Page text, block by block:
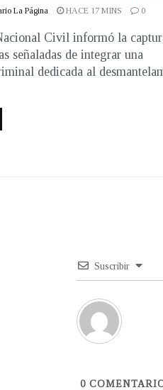
La Página HACE 17 MINS 0
Civil informó la
señaladas de integrar una
dedicada al
Suscribir
0